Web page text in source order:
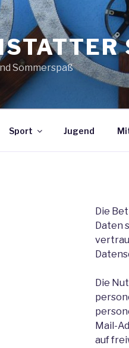
Sommerspaß
Sport Jugend
Die
Daten
Die
Mail-
auf